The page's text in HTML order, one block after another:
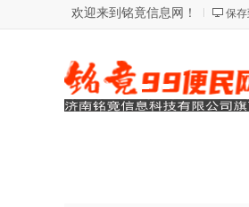
欢迎来到铭竟信息网！ 保